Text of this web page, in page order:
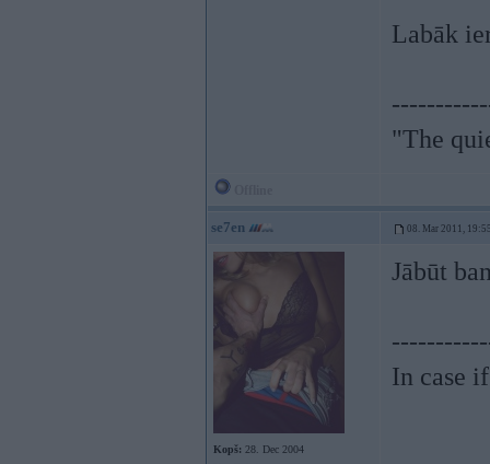
Labāk
"The
se7en 08. Mar 2011,
Kopš: 28. Dec 2004
Jābūt
In case